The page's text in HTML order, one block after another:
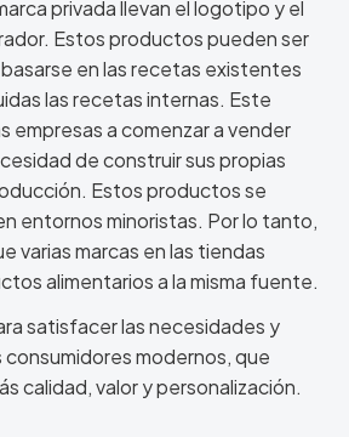
privada llevan el logotipo y el
Estos productos pueden ser
en las recetas existentes
las recetas internas. Este
empresas a comenzar a vender
de construir sus propias
Estos productos se
entornos minoristas. Por lo tanto,
varias marcas en las tiendas
alimentarios a la misma fuente.
satisfacer las necesidades y
modernos, que
calidad, valor y personalización.